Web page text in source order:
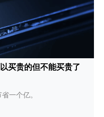
买贵的但不能买贵了
一个亿。